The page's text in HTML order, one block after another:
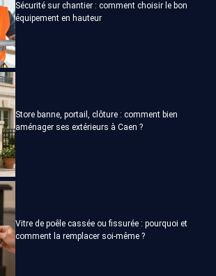
Sécurité sur chantier : comment choisir le bon
équipement en hauteur
Store banne, portail, clôture : comment bien
aménager ses extérieurs à Caen ?
Vitre de poêle cassée ou fissurée : pourquoi et
comment la remplacer soi-même ?